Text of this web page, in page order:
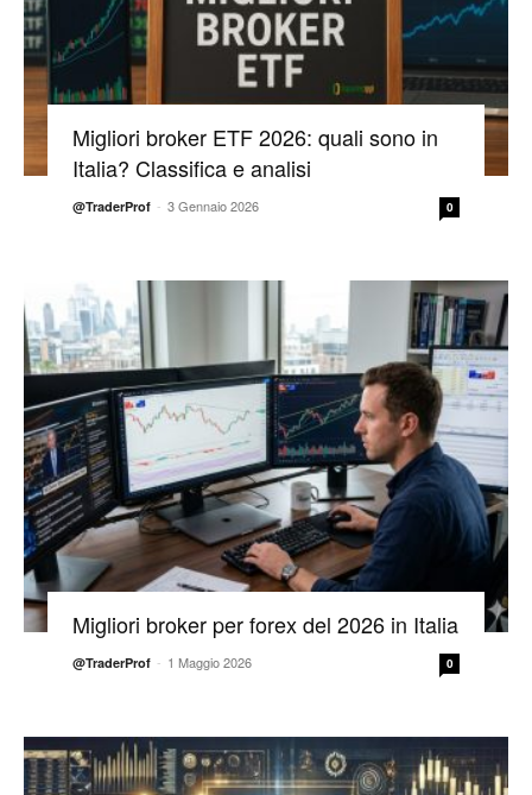
Migliori broker ETF 2026: quali sono in
Italia? Classifica e analisi
@TraderProf - 3 Gennaio 2026 0
Migliori broker per forex del 2026 in Italia
@TraderProf - 1 Maggio 2026 0